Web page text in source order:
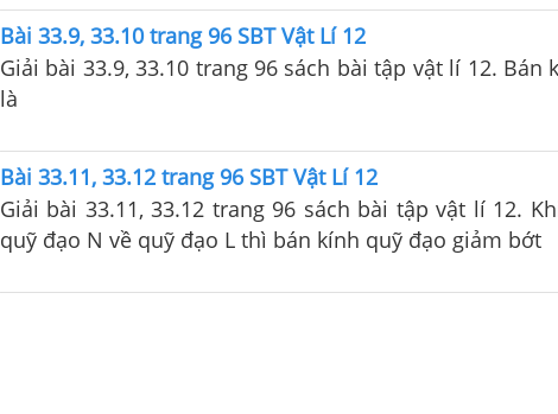
Bài 33.9, 33.10 trang 96 SBT Vật Lí 12
Giải bài 33.9, 33.10 trang 96 sách bài tập vật lí 12. Bán
là
Bài 33.11, 33.12 trang 96 SBT Vật Lí 12
Giải bài 33.11, 33.12 trang 96 sách bài tập vật lí 12.
quỹ đạo N về quỹ đạo L thì bán kính quỹ đạo giảm bớt